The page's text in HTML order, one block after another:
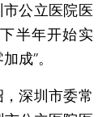
公立医院医
半年开始实
成”。
深圳市委常